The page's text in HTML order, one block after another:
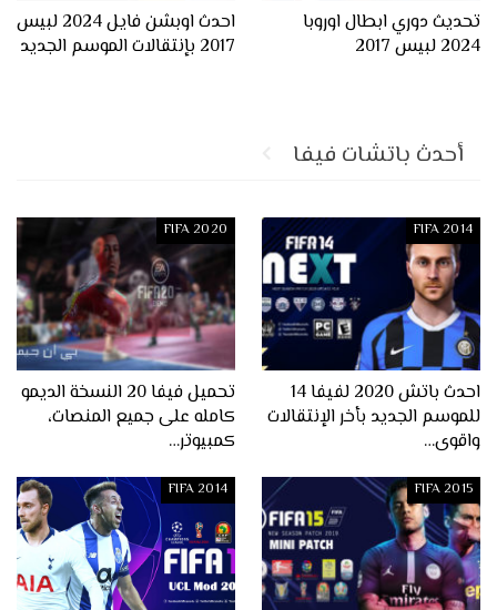
تحديث دوري ابطال اوروبا
2024 لبيس 2017
احدث اوبشن فايل 2024 لبيس
2017 بإنتقالات الموسم الجديد
أحدث باتشات فيفا
FIFA 2014
احدث باتش 2020 لفيفا 14
للموسم الجديد بأخر الإنتقالات
واقوى…
FIFA 2020
تحميل فيفا 20 النسخة الديمو
كامله على جميع المنصات،
كمبيوتر…
FIFA 2015
FIFA 2014